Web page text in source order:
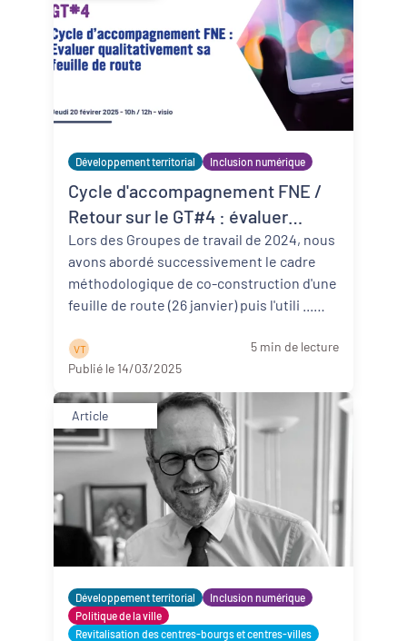
Développement territorial Inclusion numérique
Cycle d'accompagnement FNE /
Retour sur le GT#4 : évaluer
qualitativement sa feuille de route
Lors des Groupes de travail de 2024, nous
avons abordé successivement le cadre
méthodologique de co-construction d'une
V T
5 min de lecture
Publié le 14/03/2025
Article
Développement territorial
Inclusion numérique
Politique de la ville
Revitalisation des centres-bourgs et centres-villes